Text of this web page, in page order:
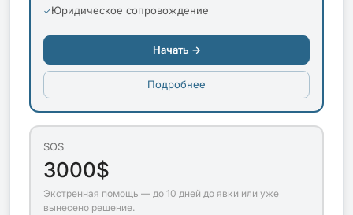
Юридическое сопровождение
Начать →
Подробнее
SOS
3000$
Экстренная помощь — до 10 дней до явки или уже
вынесено решение.